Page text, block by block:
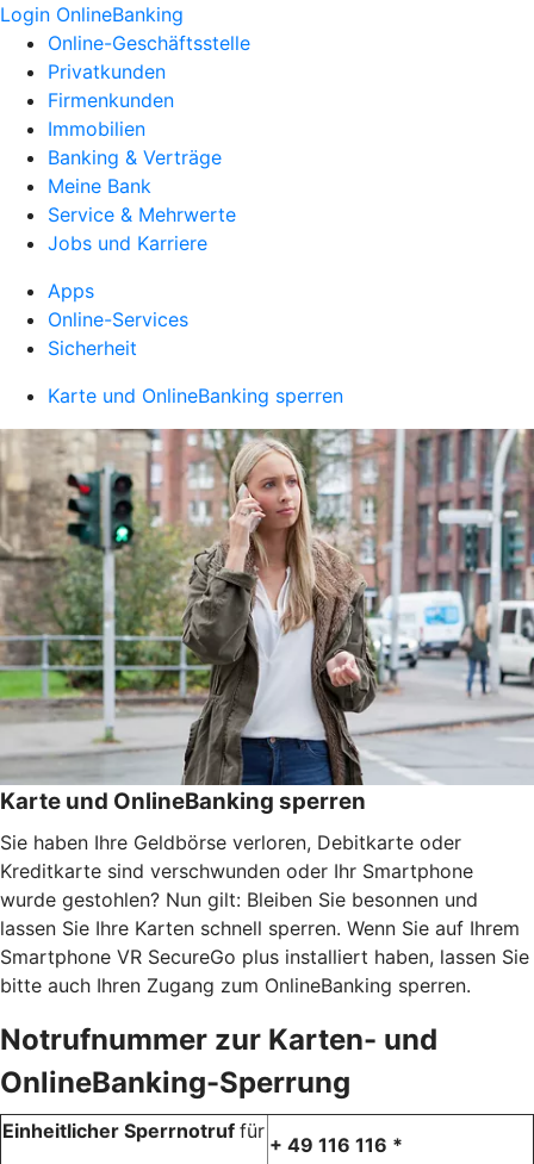
Login OnlineBanking
Online-Geschäftsstelle
Privatkunden
Firmenkunden
Immobilien
Banking & Verträge
Meine Bank
Service & Mehrwerte
Jobs und Karriere
Apps
Online-Services
Sicherheit
Karte und OnlineBanking sperren
Karte und OnlineBanking sperren
Sie haben Ihre Geldbörse verloren, Debitkarte oder
Kreditkarte sind verschwunden oder Ihr Smartphone
wurde gestohlen? Nun gilt: Bleiben Sie besonnen und
lassen Sie Ihre Karten schnell sperren. Wenn Sie auf Ihrem
Smartphone VR SecureGo plus installiert haben, lassen Sie
bitte auch Ihren Zugang zum OnlineBanking sperren.
Notrufnummer zur Karten- und
OnlineBanking-Sperrung
Einheitlicher Sperrnotruf für
+ 49 116 116 *